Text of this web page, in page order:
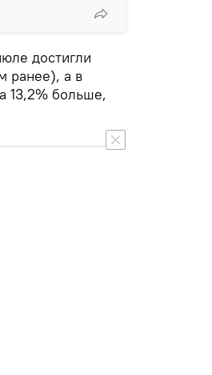
достигли
ранее), а в
13,2% больше,